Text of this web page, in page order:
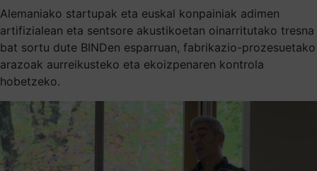
Alemaniako startupak eta euskal konpainiak adimen
artifizialean eta sentsore akustikoetan oinarritutako tresna
bat sortu dute BINDen esparruan, fabrikazio-prozesuetako
arazoak aurreikusteko eta ekoizpenaren kontrola
hobetzeko.